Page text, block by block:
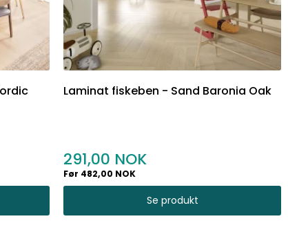
Laminat fiskeben - Sand Baronia Oak
291,00
Før 482,00 NOK
Se produkt